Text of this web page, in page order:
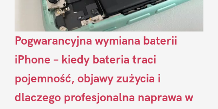
Pogwarancyjna wymiana baterii
iPhone – kiedy bateria traci
pojemność, objawy zużycia i
dlaczego profesjonalna naprawa w